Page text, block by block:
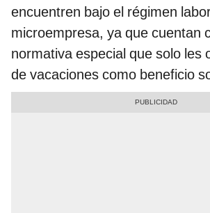
encuentren bajo el régimen
microempresa, ya que cuentan
normativa especial que solo les
de vacaciones como beneficio